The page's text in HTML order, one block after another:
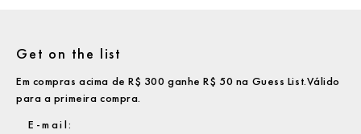
Get on the list
Em compras acima de R$ 300 ganhe R$ 50 na Guess List.Válido
para a primeira compra.